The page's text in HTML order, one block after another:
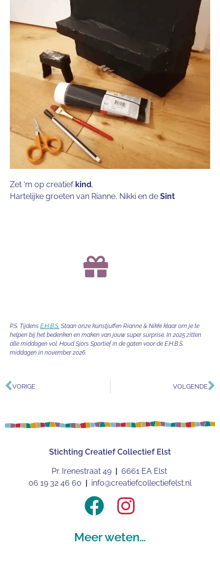
Zet ‘m op creatief kind,
Hartelijke groeten van Rianne, Nikki en de Sint
P.S. Tijdens E.H.B.S. Staan onze kunstjuffen Rianne & Nikki klaar om je te
helpen bij het bedenken en maken van jouw super surprise. In 2025 zitten
alle middagen vol. Houd Sjors Sportief in de gaten voor de E.H.B.S.
middagen in november 2026.
VORIGE VOLGENDE
Stichting Creatief Collectief Elst
Pr. Irenestraat 49 | 6661 EA Elst
06 19 32 46 60 | info@creatiefcollectiefelst.nl
Meer weten…